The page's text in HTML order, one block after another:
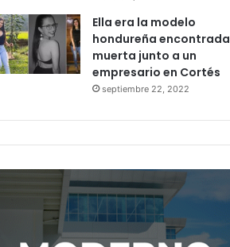
Ella era la modelo
hondureña encontrada
muerta junto a un
empresario en Cortés
septiembre 22, 2022